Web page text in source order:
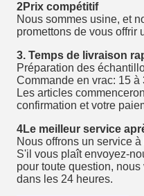
2Prix compétitif
Nous sommes usine, et
promettons de vous offrir
3. Temps de livraison
Préparation des
Commande en vrac: 15 à
Les articles
confirmation et votre
4Le meilleur service
Nous offrons un service
S'il vous plaît envoyez-
pour toute question,
dans les 24 heures.